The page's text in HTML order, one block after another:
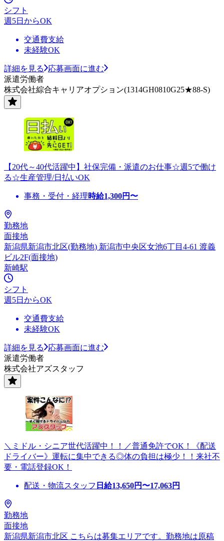
シフト
週5日からOK
交通費支給
未経験OK
詳細を見る
応募画面に進む
派遣労働者
株式会社綜合キャリアオプション(1314GH0810G25★88-S)
【20代～40代活躍中】社保完備・派遣のお仕事☆週5で働け
る☆生産管理/日払いOK
事務・受付・経理時給1,300円〜
勤務地
面接地
新潟県新潟市北区(勤務地) 新潟市中央区女池6丁目4-61 渡義
ビル2F(面接地)
新崎駅
シフト
週5日からOK
交通費支給
未経験OK
詳細を見る
応募画面に進む
派遣労働者
株式会社アズスタッフ
＼ミドル・シニア世代活躍中！！／普通免許でOK！《配送
ドライバー》運転に集中できる◎体の負担は極少！！来社不
要・電話登録OK！
配送・物流スタッフ 日給13,650円〜17,063円
勤務地
面接地
新潟県新潟市北区 こちらは募集エリアです。勤務地は原稿